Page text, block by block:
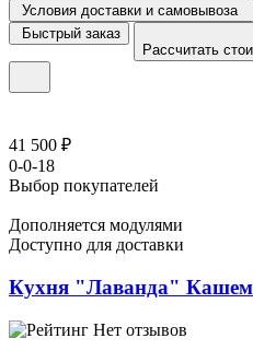
Условия доставки и самовывоза
Быстрый заказ
Рассчитать
41 500 ₽
0-0-18
Выбор покупателей
Дополняется модулями
Доступно для доставки
Кухня "Лаванда"
Нет отзывов